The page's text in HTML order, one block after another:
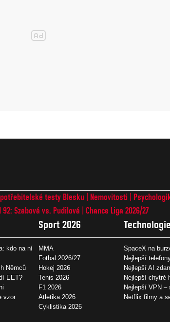
testy Blesku Nemovitosti
92: Szabová vs. Pudilová Chance Liga 2026/27
kdo na ní
Němců
EET?
vzor
Sport 2026
MMA
Fotbal 2026/27
Hokej 2026
Tenis 2026
F1 2026
Atletika 2026
Cyklistika 2026
Technologie
SpaceX na
Nejlepší
Nejlepší AI
Nejlepší chytré
Nejlepší VPN –
Netflix filmy a